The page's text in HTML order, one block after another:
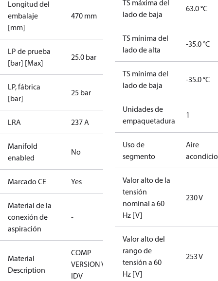
Longitud del
embalaje
[mm]
470 mm
LP de prueba
[bar] [Max]
25.0 bar
LP, fábrica
[bar]
25 bar
LRA 237 A
Manifold
enabled
No
Marcado CE Yes
Material de la
conexión de
aspiración
-
Material
Description
COMP
VERSION VE
IDV
TS máxima del
lado de baja
63.0 °C
TS mínima del
lado de alta
-35.0 °C
TS mínima del
lado de baja
-35.0 °C
Unidades de
empaquetadura
1
Uso de
segmento
Aire
Valor alto de la
tensión
nominal a 60
Hz [V]
230 V
Valor alto del
rango de
tensión a 60
Hz [V]
253 V